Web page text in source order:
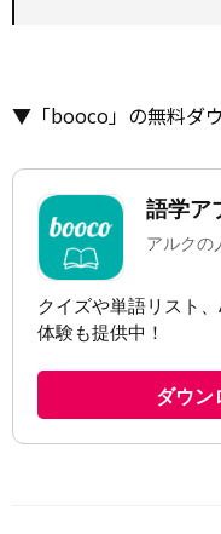
▼「booco」の無料ダ